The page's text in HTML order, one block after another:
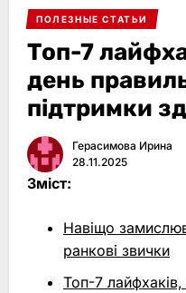
ПОЛЕЗНЫЕ СТАТЬИ
Топ-7
день
підтримки
Герасимова Ирина
28.11.2025
Зміст:
Навіщо
ранкові звички
Топ-7